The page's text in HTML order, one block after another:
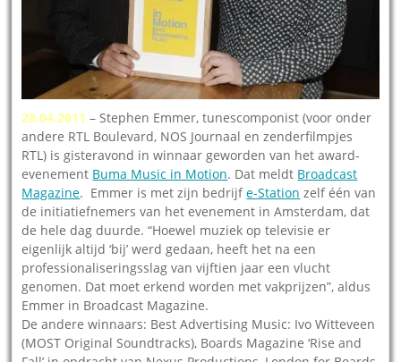
28.04.2011 – Stephen Emmer, tunescomponist (voor onder
andere RTL Boulevard, NOS Journaal en zenderfilmpjes
RTL) is gisteravond in winnaar geworden van het award-
evenement Buma Music in Motion. Dat meldt Broadcast
Magazine. Emmer is met zijn bedrijfe-Station zelf één van
de initiatiefnemers van het evenement in Amsterdam, dat
de hele dag duurde. “Hoewel muziek op televisie er
eigenlijk altijd ‘bij’ werd gedaan, heeft het na een
professionaliseringsslag van vijftien jaar een vlucht
genomen. Dat moet erkend worden met vakprijzen”, aldus
Emmer in Broadcast Magazine.
De andere winnaars: Best Advertising Music: Ivo Witteveen
(MOST Original Soundtracks), Boards Magazine ‘Rise and